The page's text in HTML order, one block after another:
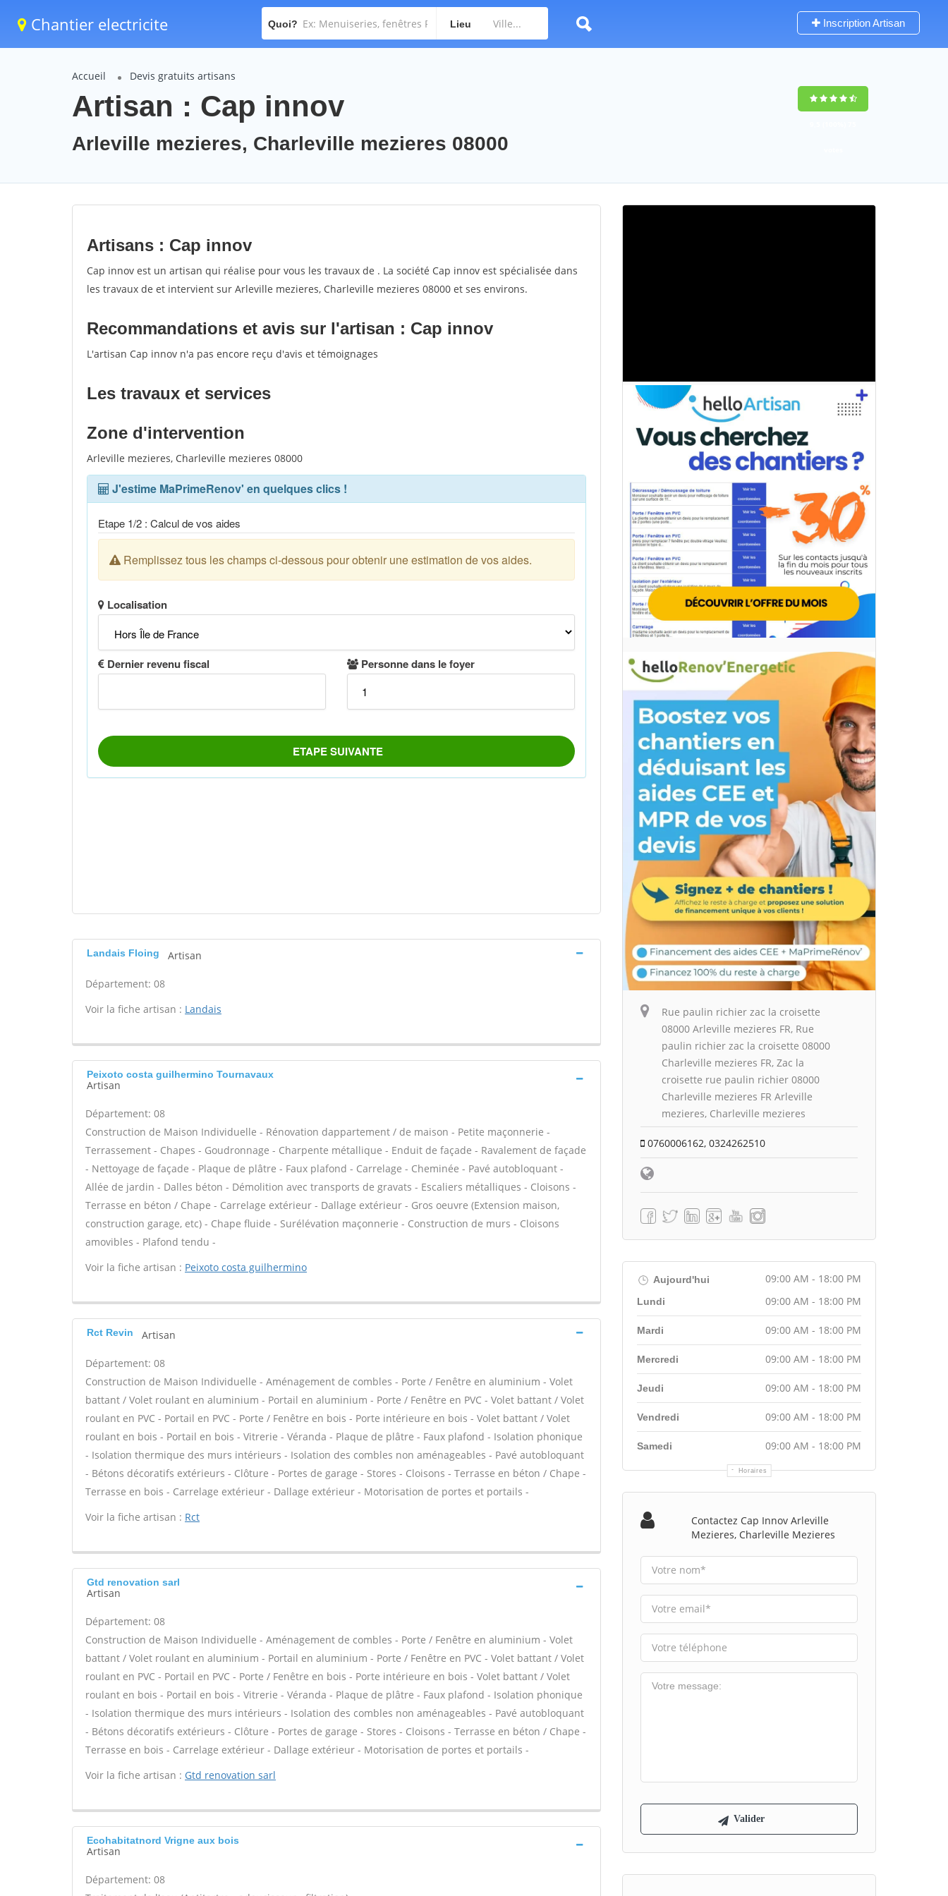
Chantier electricite Quoi? Lieu Inscription Artisan
Accueil Devis gratuits artisans
Artisan : Cap innov
Arleville mezieres, Charleville mezieres 08000
Artisans : Cap innov
Cap innov est un artisan qui réalise pour vous les travaux de . La société Cap innov est spécialisée dans
les travaux de et intervient sur Arleville mezieres, Charleville mezieres 08000 et ses environs.
Recommandations et avis sur l'artisan : Cap innov
L'artisan Cap innov n'a pas encore reçu d'avis et témoignages
Les travaux et services
Zone d'intervention
Arleville mezieres, Charleville mezieres 08000
Landais Floing Artisan
Département: 08
Voir la fiche artisan : Landais
Peixoto costa guilhermino Tournavaux
Artisan
Département: 08
Construction de Maison Individuelle - Rénovation dappartement / de maison - Petite maçonnerie -
Terrassement - Chapes - Goudronnage - Charpente métallique - Enduit de façade - Ravalement de façade
- Nettoyage de façade - Plaque de plâtre - Faux plafond - Carrelage - Cheminée - Pavé autobloquant -
Allée de jardin - Dalles béton - Démolition avec transports de gravats - Escaliers métalliques - Cloisons -
Terrasse en béton / Chape - Carrelage extérieur - Dallage extérieur - Gros oeuvre (Extension maison,
construction garage, etc) - Chape fluide - Surélévation maçonnerie - Construction de murs - Cloisons
amovibles - Plafond tendu -
Voir la fiche artisan : Peixoto costa guilhermino
Rct Revin Artisan
Département: 08
Construction de Maison Individuelle - Aménagement de combles - Porte / Fenêtre en aluminium - Volet
battant / Volet roulant en aluminium - Portail en aluminium - Porte / Fenêtre en PVC - Volet battant / Volet
roulant en PVC - Portail en PVC - Porte / Fenêtre en bois - Porte intérieure en bois - Volet battant / Volet
roulant en bois - Portail en bois - Vitrerie - Véranda - Plaque de plâtre - Faux plafond - Isolation phonique
- Isolation thermique des murs intérieurs - Isolation des combles non aménageables - Pavé autobloquant
- Bétons décoratifs extérieurs - Clôture - Portes de garage - Stores - Cloisons - Terrasse en béton / Chape -
Terrasse en bois - Carrelage extérieur - Dallage extérieur - Motorisation de portes et portails -
Voir la fiche artisan : Rct
Gtd renovation sarl
Artisan
Département: 08
Construction de Maison Individuelle - Aménagement de combles - Porte / Fenêtre en aluminium - Volet
battant / Volet roulant en aluminium - Portail en aluminium - Porte / Fenêtre en PVC - Volet battant / Volet
roulant en PVC - Portail en PVC - Porte / Fenêtre en bois - Porte intérieure en bois - Volet battant / Volet
roulant en bois - Portail en bois - Vitrerie - Véranda - Plaque de plâtre - Faux plafond - Isolation phonique
- Isolation thermique des murs intérieurs - Isolation des combles non aménageables - Pavé autobloquant
- Bétons décoratifs extérieurs - Clôture - Portes de garage - Stores - Cloisons - Terrasse en béton / Chape -
Terrasse en bois - Carrelage extérieur - Dallage extérieur - Motorisation de portes et portails -
Voir la fiche artisan : Gtd renovation sarl
Ecohabitatnord Vrigne aux bois
Artisan
Département: 08
Rue paulin richier zac la croisette
08000 Arleville mezieres FR, Rue
paulin richier zac la croisette 08000
Charleville mezieres FR, Zac la
croisette rue paulin richier 08000
Charleville mezieres FR Arleville
mezieres, Charleville mezieres
0760006162, 0324262510
Aujourd'hui 09:00 AM - 18:00 PM
Horaires
Lundi 09:00 AM - 18:00 PM
Mardi 09:00 AM - 18:00 PM
Mercredi 09:00 AM - 18:00 PM
Jeudi 09:00 AM - 18:00 PM
Vendredi 09:00 AM - 18:00 PM
Samedi 09:00 AM - 18:00 PM
Contactez Cap Innov Arleville
Mezieres, Charleville Mezieres